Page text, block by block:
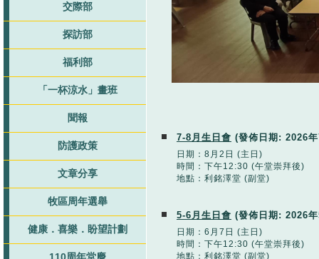
交際部
探訪部
福利部
「一杯涼水」畫班
聞報
防護政策
文章分享
牧區周年選舉
健康．喜樂．盼望計劃
7-8月生日會 (發佈日期: 2026
日期：8月2日 (主日)
時間：下午12:30 (午堂崇拜後)
地點：利銘澤堂 (副堂)
5-6月生日會 (發佈日期: 2026
日期：6月7日 (主日)
時間：下午12:30 (午堂崇拜後)
地點：利銘澤堂 (副堂)